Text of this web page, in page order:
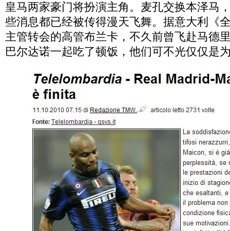
皇马两家豪门将扮演主角。麦孔交换本泽马
些消息都已经被传得漫天飞舞。据意大利《
主管转会的高管布兰卡，不久前曾飞赴马德
巴尔达诺一起吃了顿饭，他们可不光仅仅是